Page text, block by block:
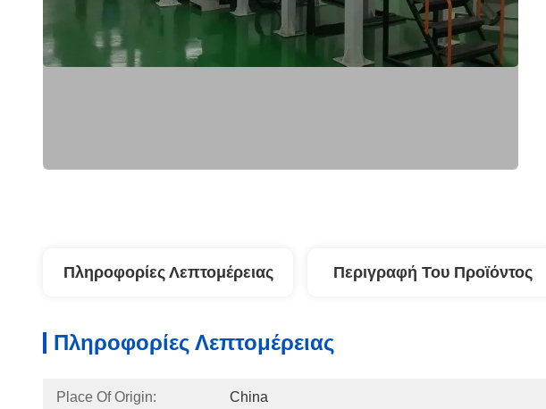
Πληροφορίες Λεπτομέρειας Περιγραφή Του Προϊόντος
Πληροφορίες Λεπτομέρειας
Place Of Origin: China